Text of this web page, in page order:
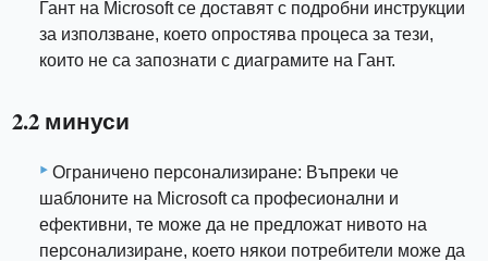
Гант на Microsoft се доставят с подробни инструкции
за използване, което опростява процеса за тези,
които не са запознати с диаграмите на Гант.
2.2 минуси
Ограничено персонализиране: Въпреки че
шаблоните на Microsoft са професионални и
ефективни, те може да не предложат нивото на
персонализиране, което някои потребители може да